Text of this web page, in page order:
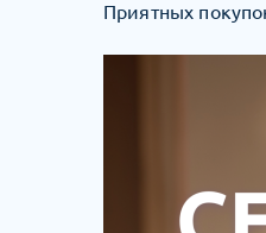
Приятных